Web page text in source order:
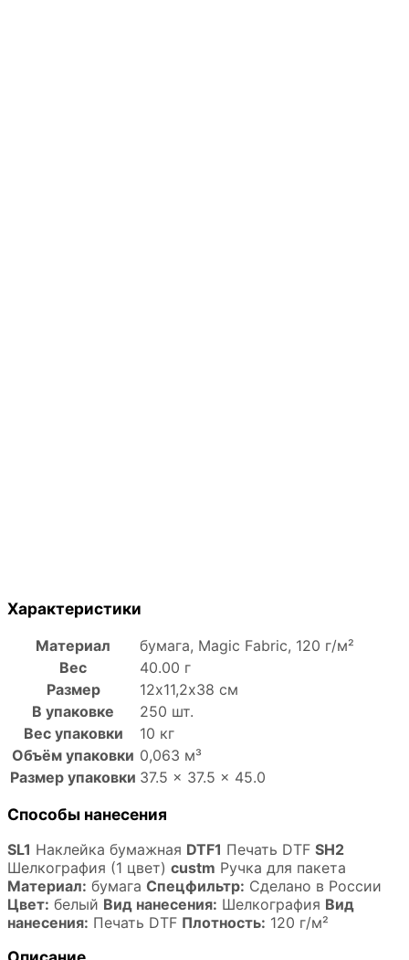
Характеристики
Материал
бумага, Magic Fabric, 120 г/м²
Вес
40.00 г
Размер
12х11,2х38 см
В упаковке
250 шт.
Вес упаковки
10 кг
Объём упаковки 0,063 м³
Размер упаковки 37.5 × 37.5 × 45.0
Способы нанесения
SL1 Наклейка бумажная DTF1 Печать DTF SH2
Шелкография (1 цвет) custm Ручка для пакета
Материал: бумага Спецфильтр: Сделано в России
Цвет: белый Вид нанесения: Шелкография Вид
нанесения: Печать DTF Плотность: 120 г/м²